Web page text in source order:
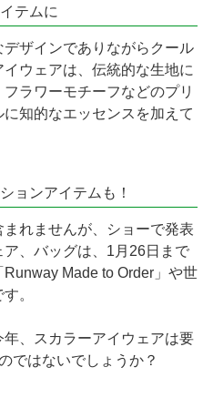
テムに
ザインでありながらクール
ウェアは、伝統的な生地に
ラワーモチーフなどのプリ
知的なエッセンスを加えて
ョンアイテムも！
れませんが、ショーで発表
、バッグは、1月26日まで
Made to Order」や世
。
、スカラーアイウェアは要
ではないでしょうか？